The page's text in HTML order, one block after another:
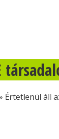
Értetlenül áll